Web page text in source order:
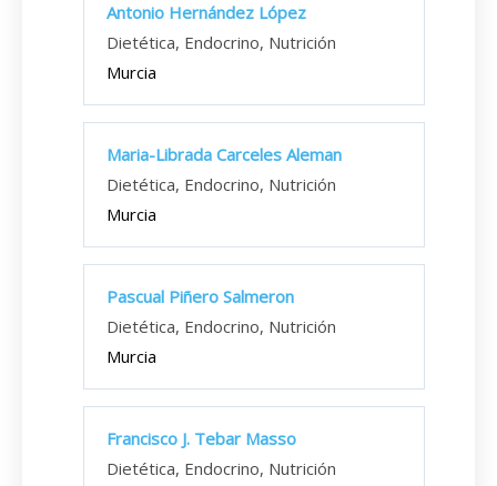
Antonio Hernández López
Dietética, Endocrino, Nutrición
Murcia
Maria-Librada Carceles Aleman
Dietética, Endocrino, Nutrición
Murcia
Pascual Piñero Salmeron
Dietética, Endocrino, Nutrición
Murcia
Francisco J. Tebar Masso
Dietética, Endocrino, Nutrición